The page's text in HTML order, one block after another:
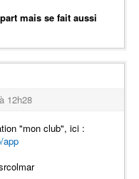
mais se fait aussi
12h28
"mon club", ici :
app